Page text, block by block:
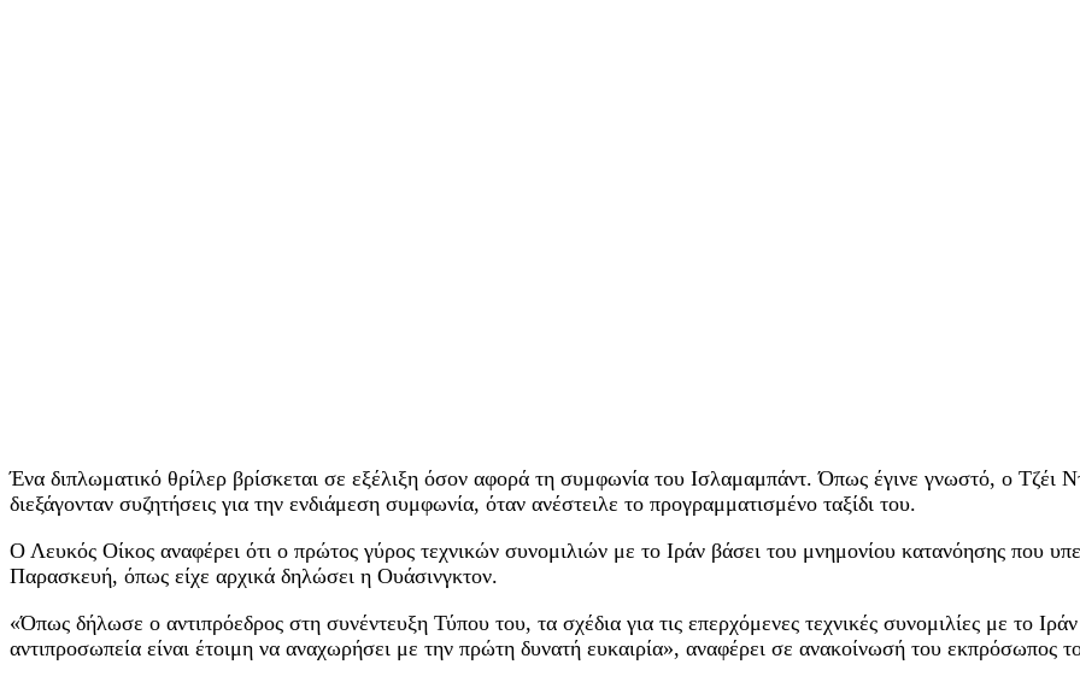
Ένα διπλωματικό θρίλερ βρίσκεται σε εξέλιξη όσον αφορά τη συμφωνία του Ισλαμαμπάντ. Όπως έγινε γνωστό, ο Τζέι
διεξάγονταν συζητήσεις για την ενδιάμεση συμφωνία, όταν ανέστειλε το προγραμματισμένο ταξίδι του.
Ο Λευκός Οίκος αναφέρει ότι ο πρώτος γύρος τεχνικών συνομιλιών με το Ιράν βάσει του μνημονίου κατανόησης που
Παρασκευή, όπως είχε αρχικά δηλώσει η Ουάσινγκτον.
«Όπως δήλωσε ο αντιπρόεδρος στη συνέντευξη Τύπου του, τα σχέδια για τις επερχόμενες τεχνικές συνομιλίες με το
αντιπροσωπεία είναι έτοιμη να αναχωρήσει με την πρώτη δυνατή ευκαιρία», αναφέρει σε ανακοίνωσή του εκπρόσωπος